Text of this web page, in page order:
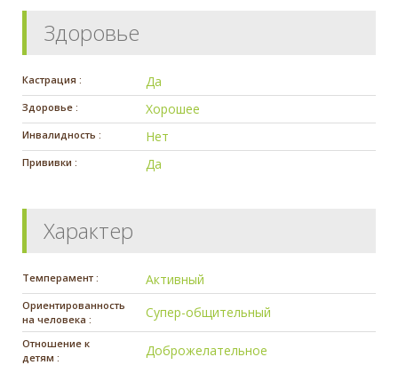
Здоровье
Кастрация : Да
Здоровье : Хорошее
Инвалидность : Нет
Прививки : Да
Характер
Темперамент : Активный
Ориентированность
на человека :
Супер-общительный
Отношение к
детям :
Доброжелательное